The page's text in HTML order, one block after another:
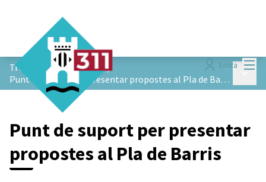
Entra
Trobades participatives/
Punt de suport per presentar propostes al Pla de Barris
Punt de suport per presentar
propostes al Pla de Barris